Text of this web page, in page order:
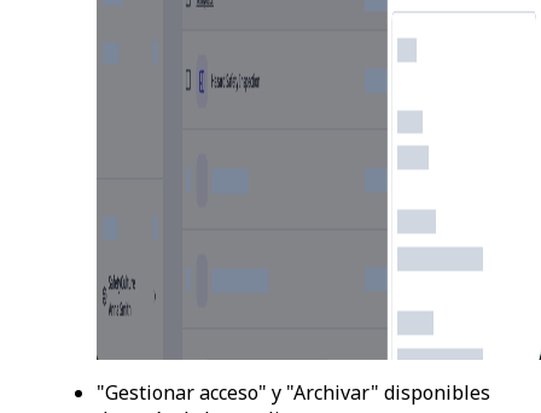
"Gestionar acceso" y "Archivar" disponibles